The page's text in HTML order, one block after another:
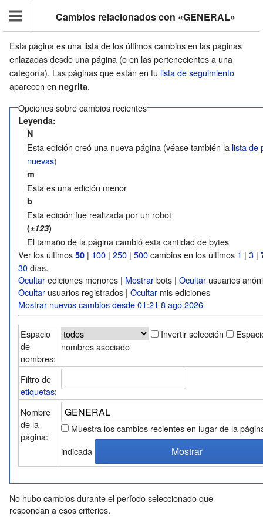
Cambios relacionados con «GENERAL»
Esta página es una lista de los últimos cambios en las páginas
enlazadas desde una página (o en las pertenecientes a una
categoría). Las páginas que están en tu lista de seguimiento
aparecen en negrita.
Opciones sobre cambios recientes
Leyenda:
N
Esta edición creó una nueva página (véase también la lista de
nuevas)
m
Esta es una edición menor
b
Esta edición fue realizada por un robot
(±123)
El tamaño de la página cambió esta cantidad de bytes
Ver los últimos50 | 100 |250 |500cambios en los últimos 1 |3 |
30días.
Ocultarediciones menores | Mostrarbots |Ocultar usuarios
Ocultar usuarios registrados |Ocultar mis ediciones
Mostrar nuevos cambios desde 01:21 8 ago 2026
Espacio
de
nombres:
Invertir selección
nombres asociado
Filtro de
etiquetas:
Nombre
de la
página:
Muestra los cambios recientes en lugar de la
indicada
No hubo cambios durante el período seleccionado que
respondan a esos criterios.